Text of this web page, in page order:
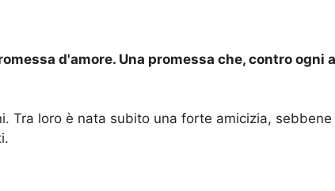
d'amore. Una promessa che, contro ogni
Tra loro è nata subito una forte amicizia, sebbene